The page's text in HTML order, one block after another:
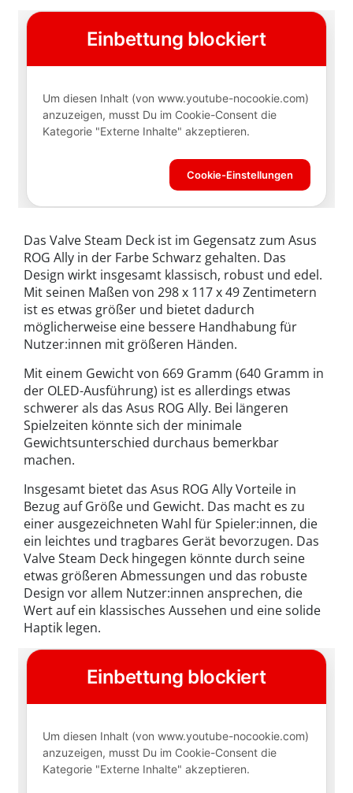
Das Valve Steam Deck ist im Gegensatz zum Asus
ROG Ally in der Farbe Schwarz gehalten. Das
Design wirkt insgesamt klassisch, robust und edel.
Mit seinen Maßen von 298 x 117 x 49 Zentimetern
ist es etwas größer und bietet dadurch
möglicherweise eine bessere Handhabung für
Nutzer:innen mit größeren Händen.
Mit einem Gewicht von 669 Gramm (640 Gramm in
der OLED-Ausführung) ist es allerdings etwas
schwerer als das Asus ROG Ally. Bei längeren
Spielzeiten könnte sich der minimale
Gewichtsunterschied durchaus bemerkbar
machen.
Insgesamt bietet das Asus ROG Ally Vorteile in
Bezug auf Größe und Gewicht. Das macht es zu
einer ausgezeichneten Wahl für Spieler:innen, die
ein leichtes und tragbares Gerät bevorzugen. Das
Valve Steam Deck hingegen könnte durch seine
etwas größeren Abmessungen und das robuste
Design vor allem Nutzer:innen ansprechen, die
Wert auf ein klassisches Aussehen und eine solide
Haptik legen.